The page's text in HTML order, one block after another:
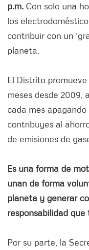
p.m. Con solo una
los
contribuir con un
planeta.
El Distrito promueve
meses desde 2009,
cada mes
contribuyes al
de emisiones de
Es una forma de
unan de forma
planeta y generar
responsabilidad
Por su parte, la